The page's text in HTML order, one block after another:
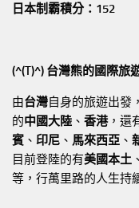
日本制霸積分：152
(^(T)^) 台灣熊的國際旅
由台灣自身的旅遊出發
的中國大陸 、 香港，還
賓 、 印尼 、 馬來西亞 、
目前登陸的有美國本土 、
等，行萬里路的人生持